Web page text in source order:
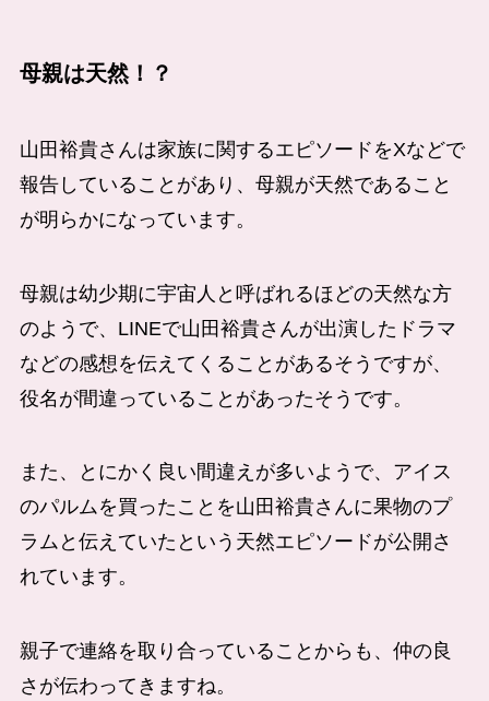
母親は天然！？
山田裕貴さんは家族に関するエピソードをXなどで
報告していることがあり、母親が天然であること
が明らかになっています。
母親は幼少期に宇宙人と呼ばれるほどの天然な方
のようで、LINEで山田裕貴さんが出演したドラマ
などの感想を伝えてくることがあるそうですが、
役名が間違っていることがあったそうです。
また、とにかく良い間違えが多いようで、アイス
のパルムを買ったことを山田裕貴さんに果物のプ
ラムと伝えていたという天然エピソードが公開さ
れています。
親子で連絡を取り合っていることからも、仲の良
さが伝わってきますね。